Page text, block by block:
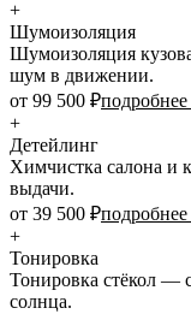
+
Шумоизоляция
Шумоизоляция
шум в движении.
от 99 500 ₽
+
Детейлинг
Химчистка салона и
выдачи.
от 39 500 ₽
+
Тонировка
Тонировка стёкол —
солнца.